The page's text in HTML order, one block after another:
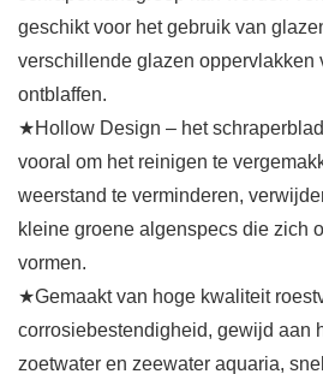
geschikt voor het gebruik van
verschillende glazen oppervlakken
ontblaffen.
★Hollow Design – het
vooral om het reinigen te
weerstand te verminderen,
kleine groene algenspecs die zich
vormen.
★Gemaakt van hoge kwaliteit
corrosiebestendigheid, gewijd aan
zoetwater en zeewater aquaria,